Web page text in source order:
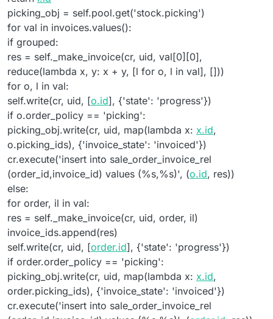
picking_obj = self.pool.get('stock.picking')
for val in invoices.values():
if grouped:
res = self._make_invoice(cr, uid, val[0][0],
reduce(lambda x, y: x + y, [l for o, l in val], []))
for o, l in val:
self.write(cr, uid, [o.id], {'state': 'progress'})
if o.order_policy == 'picking':
picking_obj.write(cr, uid, map(lambda x: x.id,
o.picking_ids), {'invoice_state': 'invoiced'})
cr.execute('insert into sale_order_invoice_rel
(order_id,invoice_id) values (%s,%s)', (o.id, res))
else:
for order, il in val:
res = self._make_invoice(cr, uid, order, il)
invoice_ids.append(res)
self.write(cr, uid, [order.id], {'state': 'progress'})
if order.order_policy == 'picking':
picking_obj.write(cr, uid, map(lambda x: x.id,
order.picking_ids), {'invoice_state': 'invoiced'})
cr.execute('insert into sale_order_invoice_rel